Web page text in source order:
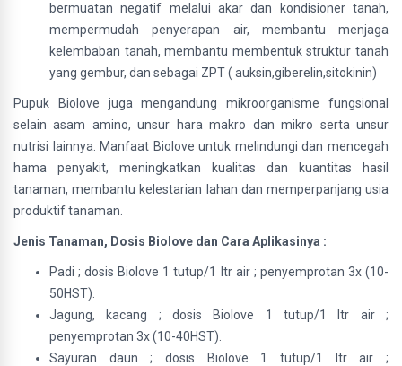
bermuatan negatif melalui akar dan kondisioner tanah,
mempermudah penyerapan air, membantu menjaga
kelembaban tanah, membantu membentuk struktur tanah
yang gembur, dan sebagai ZPT ( auksin,giberelin,sitokinin)
Pupuk Biolove juga mengandung mikroorganisme fungsional
selain asam amino, unsur hara makro dan mikro serta unsur
nutrisi lainnya. Manfaat Biolove untuk melindungi dan mencegah
hama penyakit, meningkatkan kualitas dan kuantitas hasil
tanaman, membantu kelestarian lahan dan memperpanjang usia
produktif tanaman.
Jenis Tanaman, Dosis Biolove dan Cara Aplikasinya :
Padi ; dosis Biolove 1 tutup/1 ltr air ; penyemprotan 3x (10-
50HST).
Jagung, kacang ; dosis Biolove 1 tutup/1 ltr air ;
penyemprotan 3x (10-40HST).
Sayuran daun ; dosis Biolove 1 tutup/1 ltr air ;